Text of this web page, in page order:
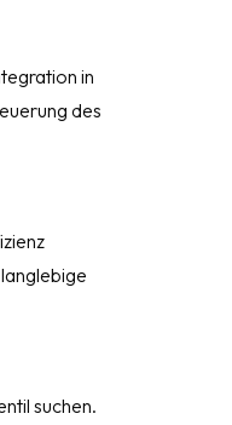
in
des
suchen.